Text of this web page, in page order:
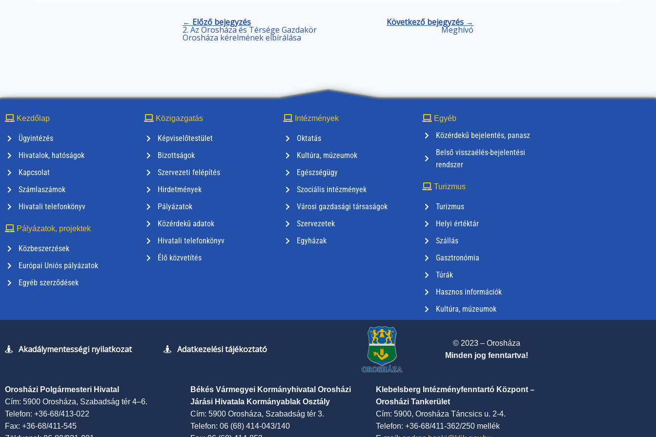
← Előző bejegyzés
2. Az Orosháza és Térsége Gazdakör
Orosháza kérelmének elbírálása
Következő bejegyzés →
Meghívó
Kezdőlap
Ügyintézés
Hivatalok, hatóságok
Kapcsolat
Számlaszámok
Hivatali telefonkönyv
Pályázatok, projektek
Közbeszerzések
Európai Uniós pályázatok
Egyéb szerződések
Közigazgatás
Képviselőtestület
Bizottságok
Szervezeti felépítés
Hirdetmények
Pályázatok
Közérdekű adatok
Hivatali telefonkönyv
Élő közvetítés
Intézmények
Oktatás
Kultúra, múzeumok
Egészségügy
Szociális intézmények
Városi gazdasági társaságok
Szervezetek
Egyházak
Egyéb
Közérdekű bejelentés, panasz
Belső visszaélés-bejelentési
rendszer
Turizmus
Turizmus
Helyi értéktár
Szállás
Gasztronómia
Túrák
Hasznos információk
Kultúra, múzeumok
Akadálymentességi nyilatkozat Adatkezelési tájékoztató
© 2023 – Orosháza
Minden jog fenntartva!
Orosházi Polgármesteri Hivatal
Cím: 5900 Orosháza, Szabadság tér 4–6.
Telefon: +36-68/413-022
Fax: +36-68/411-545
Békés Vármegyei Kormányhivatal Orosházi
Járási Hivatala Kormányablak Osztály
Cím: 5900 Orosháza, Szabadság tér 3.
Telefon: 06 (68) 414-043/140
Klebelsberg Intézményfenntartó Központ –
Orosházi Tankerület
Cím: 5900, Orosháza Táncsics u. 2-4.
Telefon: +36-68/411-362/250 mellék